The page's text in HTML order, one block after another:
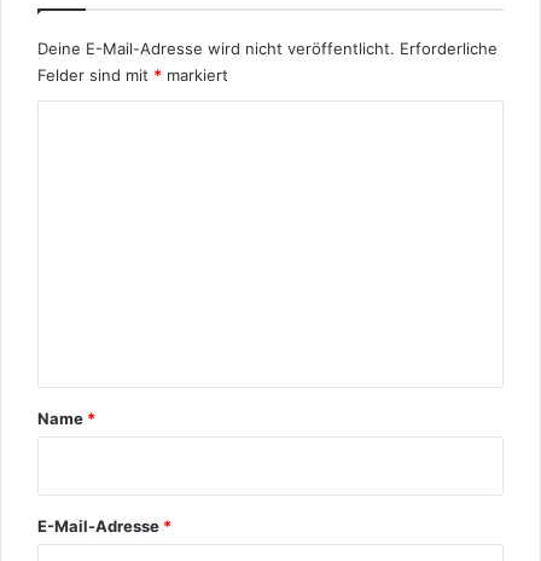
Deine E-Mail-Adresse wird nicht veröffentlicht. Erforderliche
Felder sind mit * markiert
rName *
E-Mail-Adresse *